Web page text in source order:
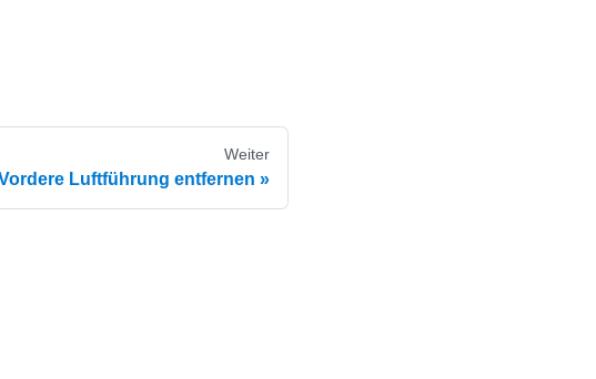
Weiter
Luftführung entfernen